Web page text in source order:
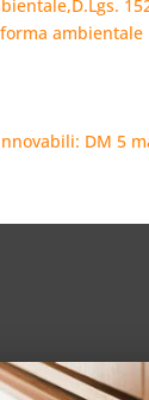
ambientale
DM 5